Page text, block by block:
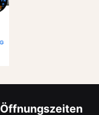
Öffnungszeiten